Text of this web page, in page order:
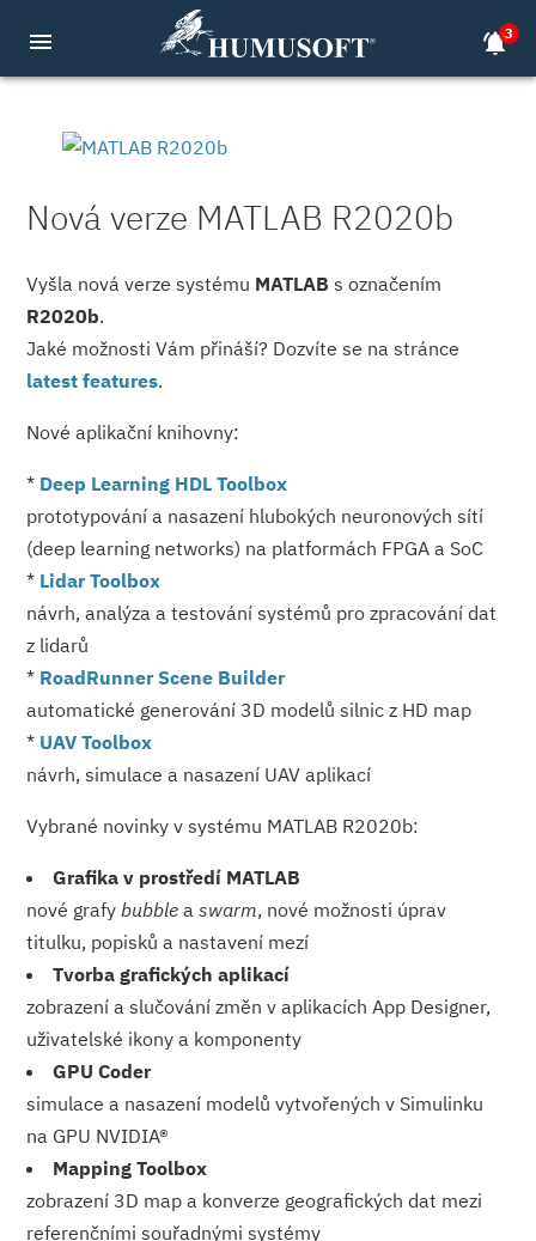
menu notifications_active3
Nová verze MATLAB R2020b
Vyšla nová verze systému MATLAB s označením
R2020b.
Jaké možnosti Vám přináší? Dozvíte se na stránce
latest features.
​Nové aplikační knihovny:
* Deep Learning HDL Toolbox
prototypování a nasazení hlubokých neuronových sítí
(deep learning networks) na platformách FPGA a SoC
* Lidar Toolbox
návrh, analýza a testování systémů pro zpracování dat
z lidarů
* RoadRunner Scene Builder
automatické generování 3D modelů silnic z HD map
* UAV Toolbox
návrh, simulace a nasazení UAV aplikací
Vybrané novinky v systému MATLAB R2020b:
Grafika v prostředí MATLAB
nové grafybubble aswarm, nové možnosti úprav
titulku, popisků a nastavení mezí
Tvorba grafických aplikací
zobrazení a slučování změn v aplikacích App Designer,
uživatelské ikony a komponenty
GPU Coder
simulace a nasazení modelů vytvořených v Simulinku
na GPU NVIDIA®
Mapping Toolbox
zobrazení 3D map a konverze geografických dat mezi
referenčními souřadnými systémy